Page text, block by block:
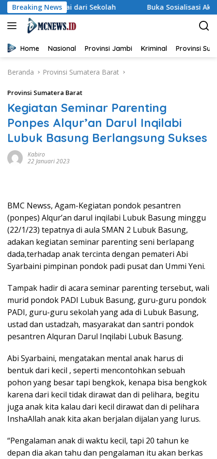
Langsung
ke
konten
Breaking News
dari Sekolah Buka Sosialisasi Akbar Pencegahan
Home Nasional Provinsi Jambi Kriminal Provinsi
Beranda Provinsi Sumatera Barat
Provinsi Sumatera Barat
Kegiatan Seminar Parenting
Ponpes Alqur’an Darul Inqilabi
Lubuk Basung Berlangsung Sukses
Kabiro
22 Januari 2023
BMC Newss, Agam-Kegiatan pondok pesantren
(ponpes) Alqur’an darul inqilabi Lubuk Basung minggu
(22/1/23) tepatnya di aula SMAN 2 Lubuk Basung,
adakan kegiatan seminar parenting seni berlapang
dada,terhadap anak tercinta dengan pemateri Abi
Syarbaini pimpinan pondok padi pusat dan Ummi Yeni.
Tampak hadir di acara seminar parenting tersebut, wali
murid pondok PADI Lubuk Basung, guru-guru pondok
PADI, guru-guru sekolah yang ada di Lubuk Basung,
ustad dan ustadzah, masyarakat dan santri pondok
pesantren Alquran Darul Inqilabi Lubuk Basung.
Abi Syarbaini, mengatakan mental anak harus di
bentuk dari kecil , seperti mencontohkan sebuah
pohon yang besar tapi bengkok, kenapa bisa bengkok
karena dari kecil tidak dirawat dan di pelihara, begitu
juga anak kita kalau dari kecil dirawat dan di pelihara
InshaAllah anak kita akan berjalan dijalan yang lurus.
“Pengalaman anak di waktu kecil, tapi 20 tahun ke
depan dia akan tahu dan pengalaman itu akan berkas